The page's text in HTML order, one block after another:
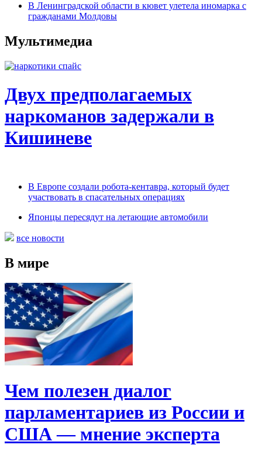
В Ленинградской области в кювет улетела иномарка с
гражданами Молдовы
Мультимедиа
Двух предполагаемых
наркоманов задержали в
Кишиневе
В Европе создали робота-кентавра, который будет
участвовать в спасательных операциях
Японцы пересядут на летающие автомобили
все новости
В мире
Чем полезен диалог
парламентариев из России и
США — мнение эксперта